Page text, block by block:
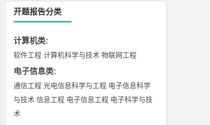
开题报告分类
计算机类:
软件工程 计算机科学与技术 物联网工程
电子信息类:
通信工程 光电信息科学与工程 电子信息科学
与技术 信息工程 电子信息工程 电子科学与技
术